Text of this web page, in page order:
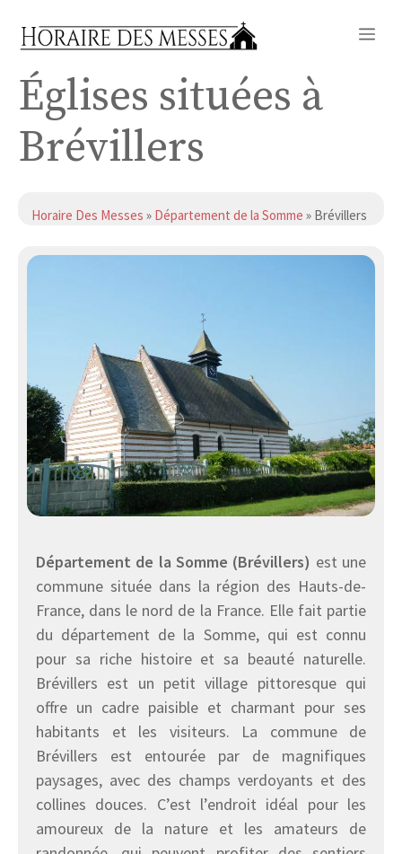
Églises situées à
Brévillers
Horaire Des Messes » Département de la Somme » Brévillers
Département de la Somme (Brévillers) est une
commune située dans la région des Hauts-de-
France, dans le nord de la France. Elle fait partie
du département de la Somme, qui est connu
pour sa riche histoire et sa beauté naturelle.
Brévillers est un petit village pittoresque qui
offre un cadre paisible et charmant pour ses
habitants et les visiteurs. La commune de
Brévillers est entourée par de magnifiques
paysages, avec des champs verdoyants et des
collines douces. C’est l’endroit idéal pour les
amoureux de la nature et les amateurs de